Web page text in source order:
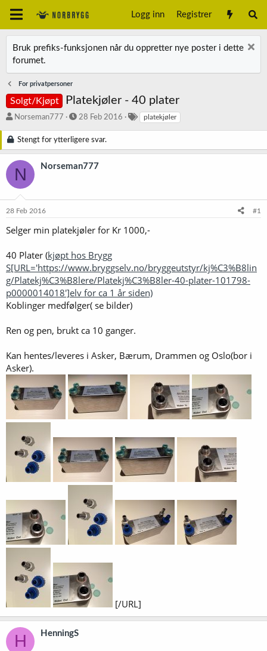
Logg inn Registrer
Bruk prefiks-funksjonen når du oppretter nye poster i dette
forumet.
For privatpersoner
Solgt/Kjøpt Platekjøler - 40 plater
T
å
d
s
t
a
t
e
Norseman777
S
a
r
d
o
28 Feb 2016
k
platekjøler
Stengt for ytterligere svar.
N Norseman777
28 Feb 2016 #1
Selger min platekjøler for Kr 1000,-
40 Plater (kjøpt hos Brygg
S[URL='https://www.bryggselv.no/bryggeutstyr/kj%C3%B8lin
g/Platekj%C3%B8lere/Platekj%C3%B8ler-40-plater-101798-
p0000014018']elv for ca 1 år siden)
Koblinger medfølger( se bilder)
Ren og pen, brukt ca 10 ganger.
Kan hentes/leveres i Asker, Bærum, Drammen og Oslo(bor i
Asker).
[/URL]
H HenningS